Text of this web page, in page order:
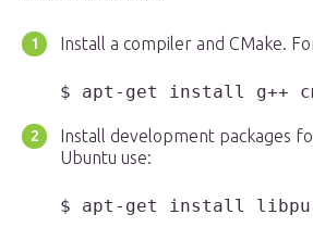
Install a compiler and CMake.
Install development packages
Ubuntu use: